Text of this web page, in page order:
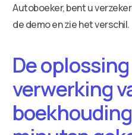
Autoboeker, bent u
de demo en zie het verschil.
De
verwerking